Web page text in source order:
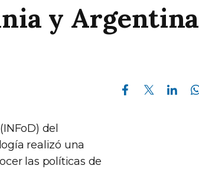
y Argentina
Compartir en Facebook Compartir en Twitter Compartir en Linkedin Compartir en Whatsapp
(INFoD) del
realizó una
las políticas de